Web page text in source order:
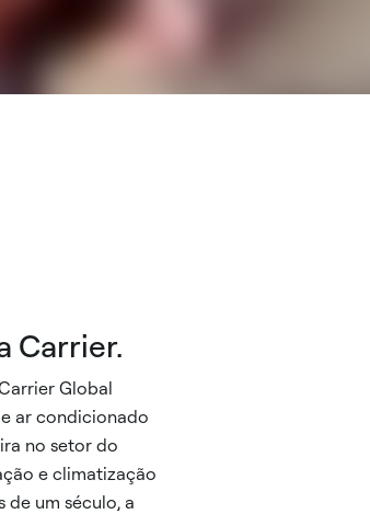
Carrier.
Global
ar condicionado
no setor do
e climatização
de um século, a